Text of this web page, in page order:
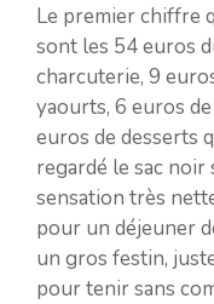
Le premier chiffre
sont les 54 euros
charcuterie, 9
yaourts, 6 euros
euros de desserts
regardé le sac
sensation très
pour un déjeuner
un gros festin,
pour tenir sans